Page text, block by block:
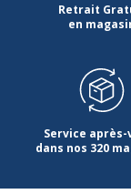
Retrait
en
Service
dans nos 320